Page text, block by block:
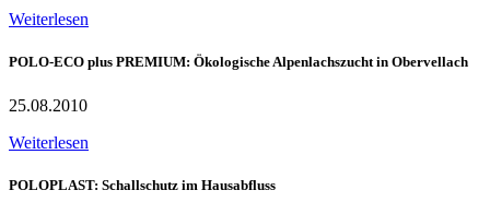
Weiterlesen
POLO-ECO plus PREMIUM: Ökologische Alpenlachszucht in Obervellach
25.08.2010
Weiterlesen
POLOPLAST: Schallschutz im Hausabfluss